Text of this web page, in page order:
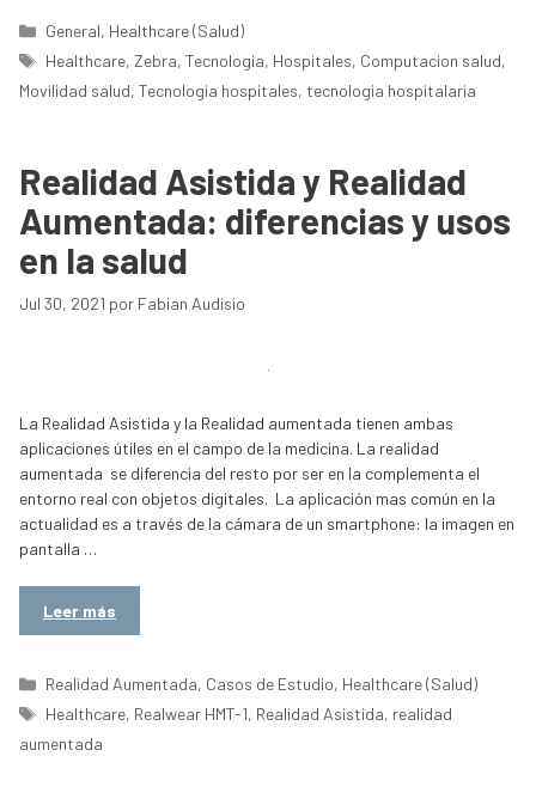
Categorías
General, Healthcare (Salud)
Etiquetas
Healthcare,Zebra,Tecnologia, Hospitales, Computacion salud,
Movilidad salud, Tecnologia hospitales, tecnologia hospitalaria
Realidad Asistida y Realidad
Aumentada: diferencias y usos
en la salud
Jul 30, 2021 por Fabian Audisio
La Realidad Asistida y la Realidad aumentada tienen ambas
aplicaciones útiles en el campo de la medicina. La realidad
aumentada se diferencia del resto por ser en la complementa el
entorno real con objetos digitales. La aplicación mas común en la
actualidad es a través de la cámara de un smartphone: la imagen en
pantalla …
Leer más
Categorías
Realidad Aumentada, Casos de Estudio, Healthcare (Salud)
Etiquetas
Healthcare, Realwear HMT-1, Realidad Asistida, realidad
aumentada